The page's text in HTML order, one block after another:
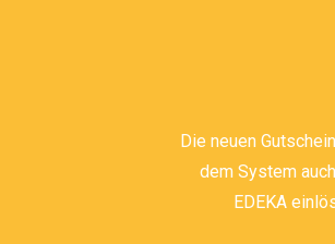
Die neuen
dem System
EDEKA